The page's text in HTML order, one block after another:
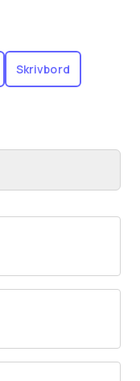
Skrivbord